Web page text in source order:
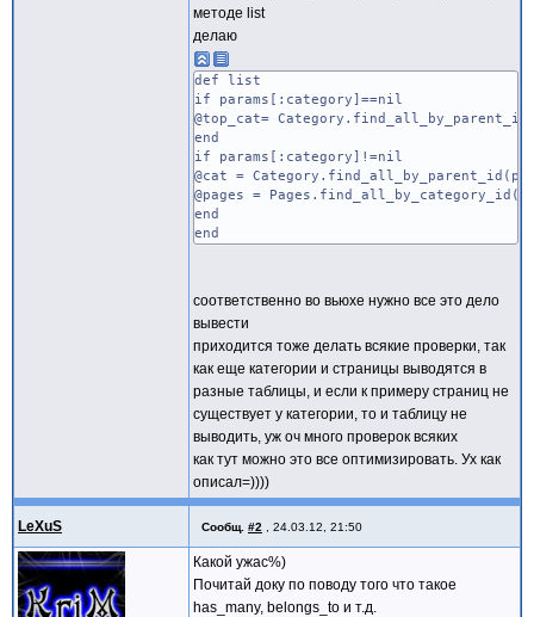
методе list
делаю
def list
if params[:category]==nil
@top_cat=
end
if params[:category]!=nil
@cat =
@pages =
end
end
соответственно во вьюхе нужно все это дело
вывести
приходится тоже делать всякие проверки, так
как еще категории и страницы выводятся в
разные таблицы, и если к примеру страниц не
существует у категории, то и таблицу не
выводить, уж оч много проверок всяких
как тут можно это все оптимизировать. Ух как
описал=))))
LeXuS Сообщ. #2 24.03.12, 21:50
Какой ужас%)
Почитай доку по поводу того что такое
has_many, belongs_to и т.д.